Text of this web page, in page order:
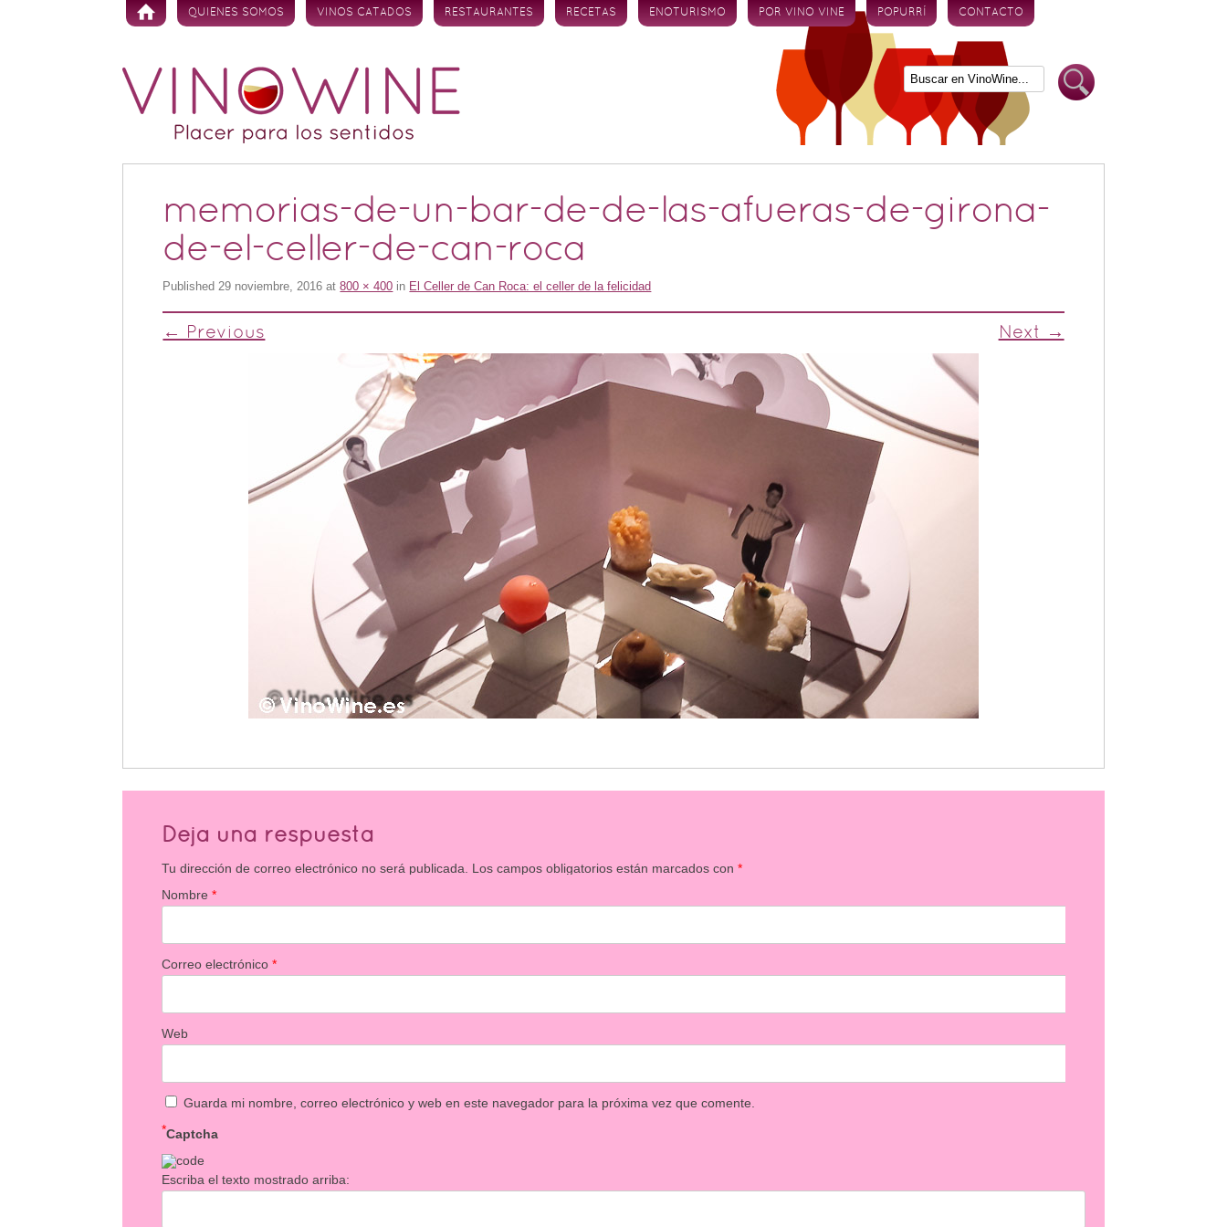
Skip to content
QUIENES SOMOS VINOS CATADOS RESTAURANTES RECETAS ENOTURISMO POR VINO VINE POPURRÍ CONTACTO
memorias-de-un-bar-de-de-las-afueras-de-girona-
de-el-celler-de-can-roca
Published29 noviembre, 2016 at800 × 400 in El Celler de Can Roca: el celler de la felicidad
← Previous Next →
Deja una respuesta
Tu dirección de correo electrónico no será publicada. Los campos obligatorios están marcados con*
Nombre*
Correo electrónico*
Web
Guarda mi nombre, correo electrónico y web en este navegador para la próxima vez que comente.
Captcha
*
Escriba el texto mostrado arriba: